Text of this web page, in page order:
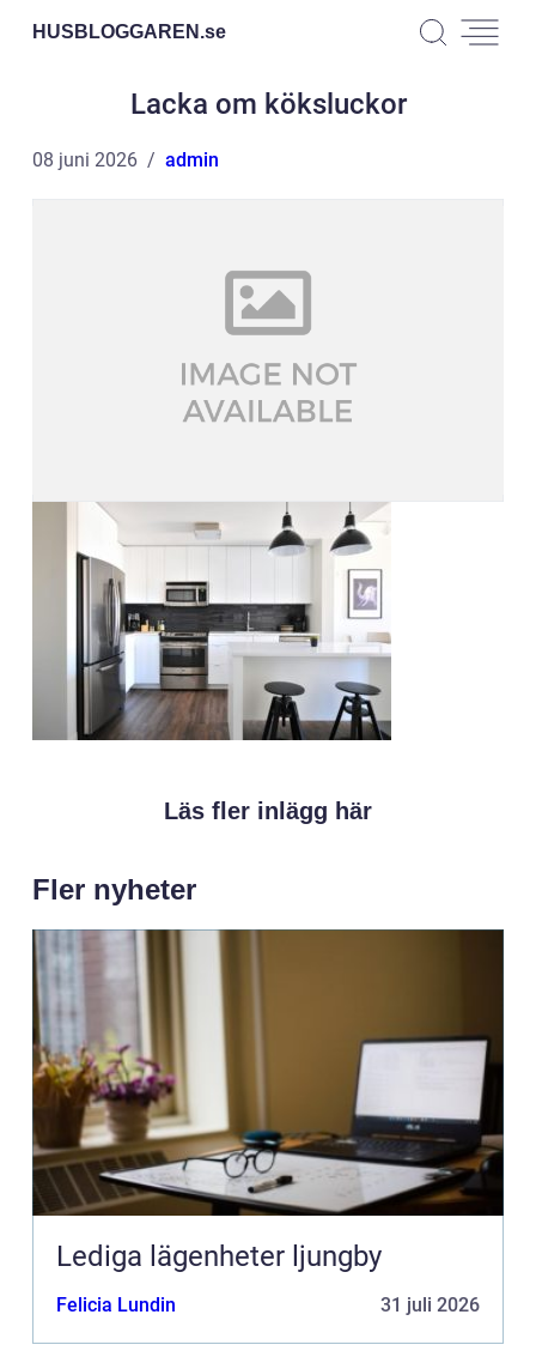
HUSBLOGGAREN.se
Lacka om köksluckor
08 juni 2026 admin
Läs fler inlägg här
Fler nyheter
Lediga lägenheter ljungby
Felicia Lundin 31 juli 2026